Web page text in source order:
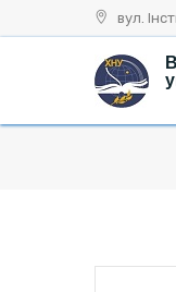
to
вул.